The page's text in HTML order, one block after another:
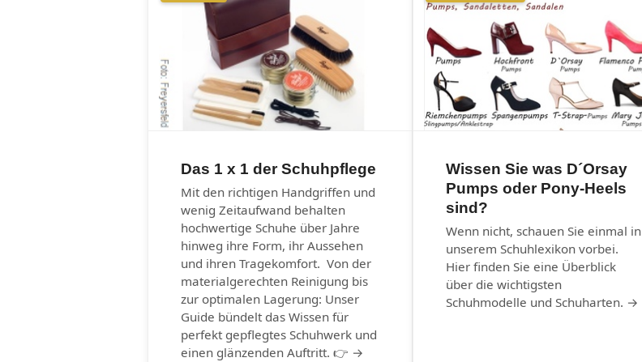
Das 1 x 1 der Schuhpflege
Mit den richtigen Handgriffen und
wenig Zeitaufwand behalten
hochwertige Schuhe über Jahre
hinweg ihre Form, ihr Aussehen
und ihren Tragekomfort. Von der
materialgerechten Reinigung bis
zur optimalen Lagerung: Unser
Guide bündelt das Wissen für
perfekt gepflegtes Schuhwerk und
einen glänzenden Auftritt. 👉 →
Wissen Sie was D´Orsay
Pumps oder Pony-Heels
sind?
Wenn nicht, schauen Sie einmal in
unserem Schuhlexikon vorbei.
Hier finden Sie eine Überblick
über die wichtigsten
Schuhmodelle und Schuharten. →